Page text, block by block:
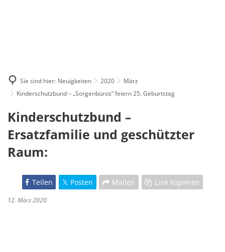
Sie sind hier: Neuigkeiten 2020
März
Kinderschutzbund – „Sorgenbüros“ feiern 25. Geburtstag
Kinderschutzbund –
Ersatzfamilie und geschützter
Raum:
Teilen Posten Mailen Link kopieren
12. März 2020